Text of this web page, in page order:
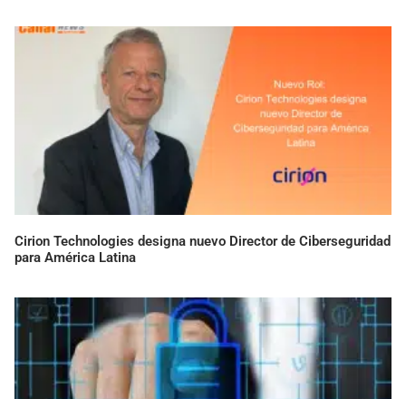
Cirion Technologies designa nuevo Director de Ciberseguridad
para América Latina